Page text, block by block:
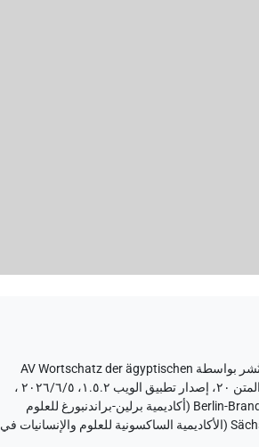
نُشر بواسطة AV Wortschatz der ägyptischen
إصدار المتن ٢٠، إصدار تطبيق الويب ۱.٥.٢، ٢٠٢٦/٦/٥ ،
نُشر بواسطة Tonio Sebastian Richter و Daniel A. Werning نيابة عن Berlin-Brandenburgische Akademie der Wissenschaften (أكاديمية برلين-براندنبورغ للعلوم
والإنسانيات) و Hans-Werner Fischer-Elfert و Peter Dils نيابة عن Sächsische Akademie der Wissenschaften zu Leipzig (الأكاديمية الساكسونية للعلوم والإنسانيات في